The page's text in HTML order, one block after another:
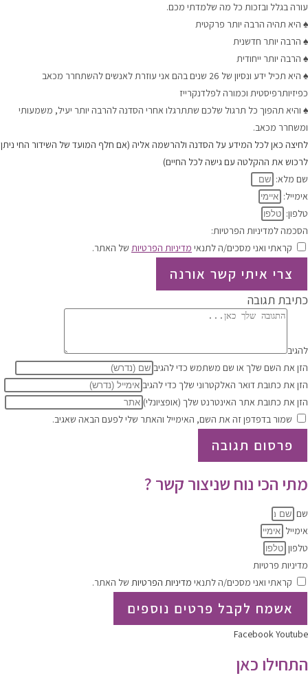
עורה בגלל ובזכות כל מה שלמדתי מכם.
♠ היא תהיה הרבה יותר פרקטית
♠ הרבה יותר חדשנית
♠ הרבה יותר ייחודית
♠ היא תכיל ידע ונסיון של 26 שנים בהם אני עוזרת לאנשים להשתחרר מכאב
כפיזיותרפיסטית וכמורה לפלדנקרייז
♠ והיא תהפוך כל תרגול שלכם שתתרגלו אחרי הסדנה להרבה יותר יעיל, משמעותי
ומשחרר מכאב.
לחיצה כאן לכל המידע על הסדנה ולהרשמה אליה (אם חלף המועד של השידור החי ניתן
לרכוש את ההקלטה עם גישה לכל החיים)
שם מלא:
אימייל:
טלפון:
הסכמה למדיניות הפרטיות:
קראתי ואני מסכים/ה לתנאי מדיניות הפרטיות של האתר.
צרי איתי קשר אורנה
כתיבת תגובה
להגיב
הזן את השם שלך או שם משתמש כדי להגיב
הזן את כתובת דואר האלקטרוני שלך כדי להגיב
הזן את כתובת אתר האינטרנט שלך (אופציונלי)
שמור בדפדפן זה את השם, האימייל והאתר שלי לפעם הבאה שאגיב.
מתי הכי נוח שניצור קשר ?
שם
אימייל
טלפון
מדיניות פרטיות
קראתי ואני מסכים/ה לתנאי מדיניות הפרטיות של האתר.
אשמח לקבל פרטים נוספים
FacebookYoutube
התחילו כאן